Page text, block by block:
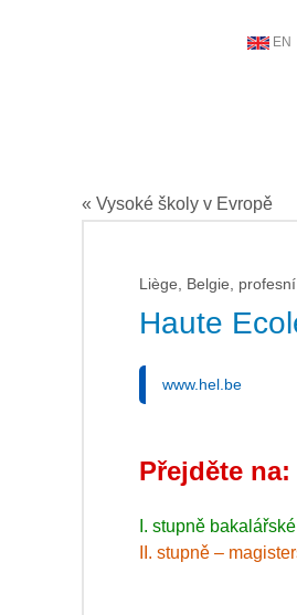
EN
« Vysoké školy v Evropě
Liège, Belgie,
Haute
www.hel.be
Přejděte na:
I. stupně
II. stupně –